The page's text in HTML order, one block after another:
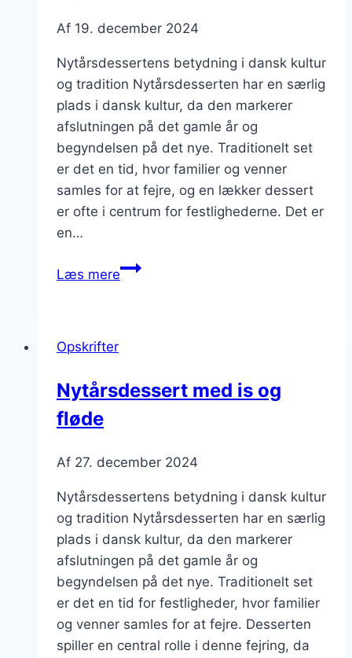
Af 19. december 2024
Nytårsdessertens betydning i dansk kultur
og tradition Nytårsdesserten har en særlig
plads i dansk kultur, da den markerer
afslutningen på det gamle år og
begyndelsen på det nye. Traditionelt set
er det en tid, hvor familier og venner
samles for at fejre, og en lækker dessert
er ofte i centrum for festlighederne. Det er
en…
Læs mereNytårsdessert
Opskrifter
Nytårsdessert med is og
fløde
Af 27. december 2024
Nytårsdessertens betydning i dansk kultur
og tradition Nytårsdesserten har en særlig
plads i dansk kultur, da den markerer
afslutningen på det gamle år og
begyndelsen på det nye. Traditionelt set
er det en tid for festligheder, hvor familier
og venner samles for at fejre. Desserten
spiller en central rolle i denne fejring, da